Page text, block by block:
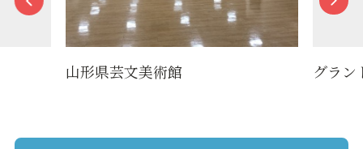
山形県芸文美術館 グラン